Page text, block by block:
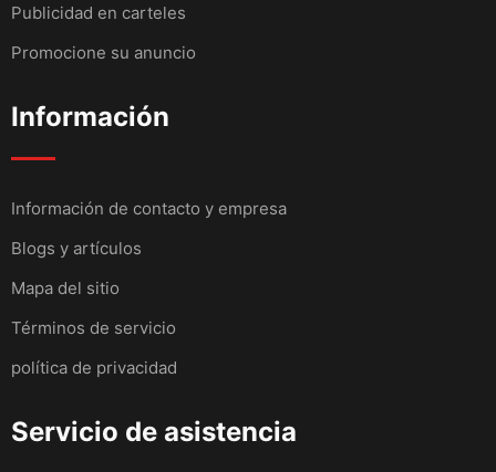
Publicidad en carteles
Promocione su anuncio
Información
Información de contacto y empresa
Blogs y artículos
Mapa del sitio
Términos de servicio
política de privacidad
Servicio de asistencia